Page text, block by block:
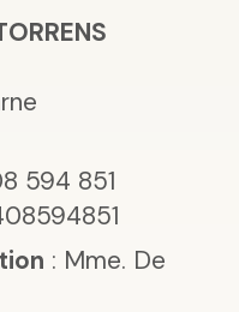
594 851
: Mme. De